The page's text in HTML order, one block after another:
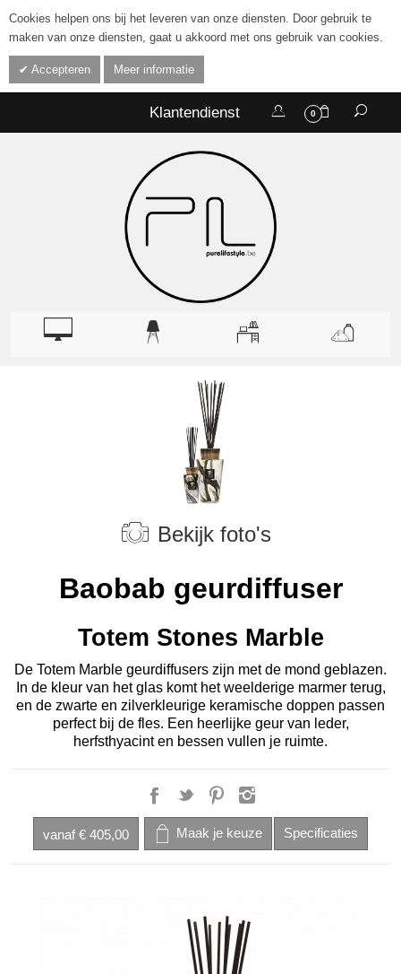
Cookies helpen ons bij het leveren van onze diensten. Door gebruik te
maken van onze diensten, gaat u akkoord met ons gebruik van cookies.
Accepteren Meer informatie
0
Klantendienst
Bekijk foto's
Baobab geurdiffuser
Totem Stones Marble
De Totem Marble geurdiffusers zijn met de mond geblazen.
In de kleur van het glas komt het weelderige marmer terug,
en de zwarte en zilverkleurige keramische doppen passen
perfect bij de fles. Een heerlijke geur van leder,
herfsthyacint en bessen vullen je ruimte.
vanaf € 405,00